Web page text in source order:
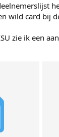
wild card bij
zie ik een